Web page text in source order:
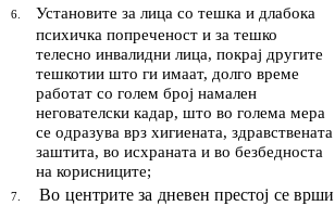
6.
Установите за лица со тешка и длабока
психичка попреченост и за тешко
телесно инвалидни лица, покрај другите
тешкотии што ги имаат, долго време
работат со голем број намален
негователски кадар, што во голема мера
се одразува врз хигиената, здравствената
заштита, во исхраната и во безбедноста
на корисниците;
7.
Во центрите за дневен престој се врши